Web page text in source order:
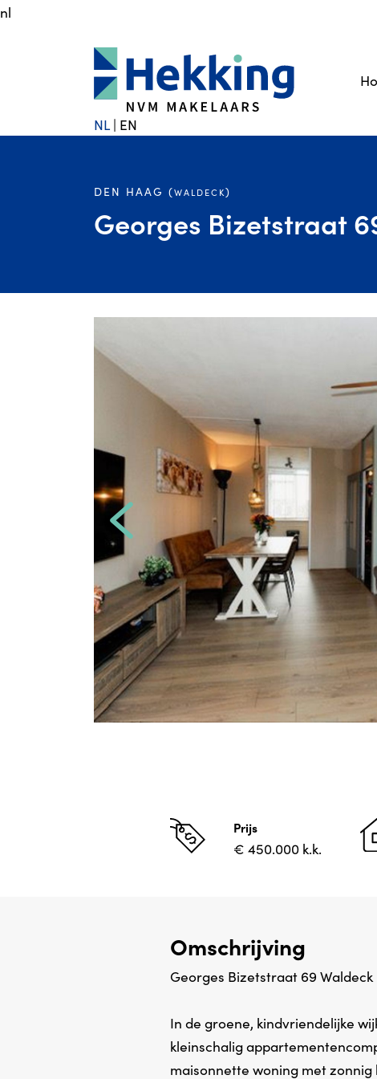
nl
NL | EN
DEN HAAG (WALDECK)
Georges Bizetstraat
Prijs
€ 450.000 k.k.
Omschrijving
Georges Bizetstraat 69 Waldeck
In de groene, kindvriendelijke
kleinschalig
maisonnette woning met